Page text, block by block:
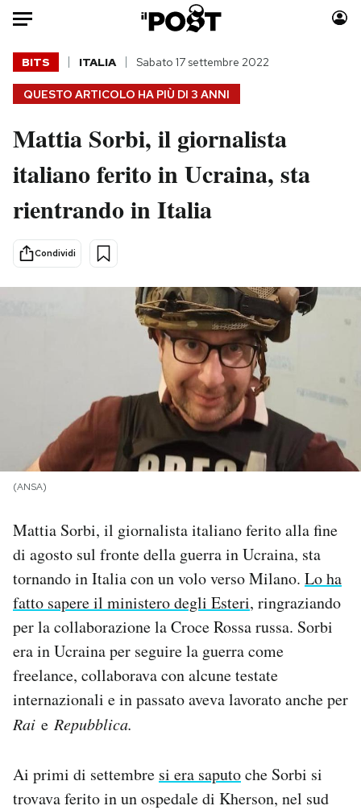
Auto
HOME
Italia
Politica
Tecnologia
Scienza
Moda
Consumismi
Storie/Idee
Altrecose
Mondiali calcio 2026
NEWSLETTER
SHOP
CALENDARIO
AREA PERSONALE
Area Personale
Notifiche mobile
Hai bisogno di aiuto?
Esci
QUESTO ARTICOLO HA PIÙ DI 3 ANNI
BITS ITALIA Sabato 17 settembre 2022
Mattia Sorbi, il giornalista
italiano ferito in Ucraina, sta
rientrando in Italia
Condividi
(ANSA)
Mattia Sorbi, il giornalista italiano ferito alla fine
di agosto sul fronte della guerra in Ucraina, sta
tornando in Italia con un volo verso Milano. Lo ha
fatto sapere il ministero degli Esteri, ringraziando
per la collaborazione la Croce Rossa russa. Sorbi
era in Ucraina per seguire la guerra come
freelance, collaborava con alcune testate
internazionali e in passato aveva lavorato anche per
Rai e Repubblica.
Ai primi di settembre si era saputoche Sorbi si
trovava ferito in un ospedale di Kherson, nel sud